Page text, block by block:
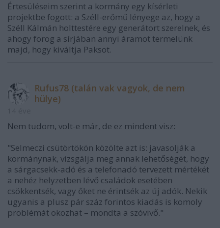
Értesüléseim szerint a kormány egy kísérleti
projektbe fogott: a Széll-erőmű lényege az, hogy a
Széll Kálmán holttestére egy generátort szerelnek, és
ahogy forog a sírjában annyi áramot termelünk
majd, hogy kiváltja Paksot.
Rufus78 (talán vak vagyok, de nem
hülye)
Nem tudom, volt-e már, de ez mindent visz:
"Selmeczi csütörtökön közölte azt is: javasolják a
kormánynak, vizsgálja meg annak lehetőségét, hogy
a sárgacsekk-adó és a telefonadó tervezett mértékét
a nehéz helyzetben lévő családok esetében
csökkentsék, vagy őket ne érintsék az új adók. Nekik
ugyanis a plusz pár száz forintos kiadás is komoly
problémát okozhat – mondta a szóvivő."